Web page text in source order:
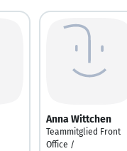
Anna Wittchen
Teammitglied Front
Office /